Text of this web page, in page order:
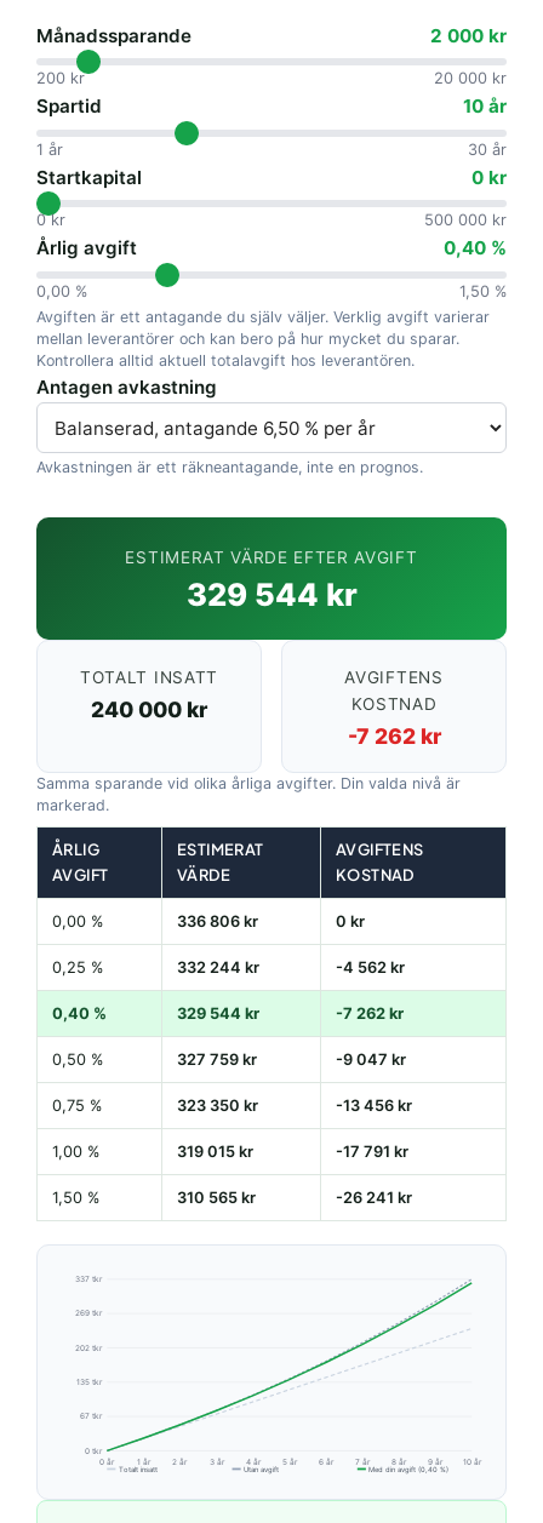
Månadssparande 2 000 kr
200 kr 20 000 kr
Spartid 10 år
1 år 30 år
Startkapital 0 kr
0 kr 500 000 kr
Årlig avgift 0,40 %
0,00 %
1,50 %
Avgiften är ett antagande du själv väljer. Verklig avgift varierar
mellan leverantörer och kan bero på hur mycket du sparar.
Kontrollera alltid aktuell totalavgift hos leverantören.
Antagen avkastning
Avkastningen är ett räkneantagande, inte en prognos.
ESTIMERAT VÄRDE EFTER AVGIFT
329 544 kr
TOTALT INSATT
240 000 kr
AVGIFTENS
KOSTNAD
-7 262 kr
Samma sparande vid olika årliga avgifter. Din valda nivå är
markerad.
ÅRLIG
AVGIFT
ESTIMERAT
VÄRDE
AVGIFTENS
KOSTNAD
0,00 % 336 806 kr 0 kr
0,25 % 332 244 kr -4 562 kr
0,40 % 329 544 kr -7 262 kr
0,50 % 327 759 kr -9 047 kr
0,75 % 323 350 kr -13 456 kr
1,00 % 319 015 kr -17 791 kr
1,50 % 310 565 kr -26 241 kr
0 tkr
67 tkr
135 tkr
202 tkr
269 tkr
337 tkr
0 år 1 år 2 år 3 år 4 år 5 år 6 år 7 år 8 år 9 år 10 år
Totalt insatt Utan avgift Med din avgift (0,40 %)